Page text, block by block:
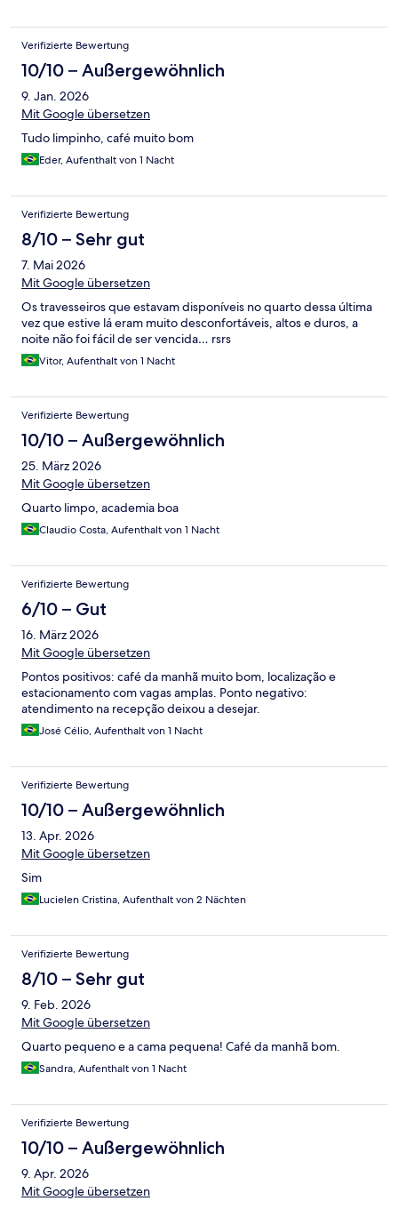
Verifizierte Bewertung
10/10 – Außergewöhnlich
9. Jan. 2026
Mit Google übersetzen
Tudo limpinho, café muito bom
Eder, Aufenthalt von 1 Nacht
Verifizierte Bewertung
8/10 – Sehr gut
7. Mai 2026
Mit Google übersetzen
Os travesseiros que estavam disponíveis no quarto dessa última
vez que estive lá eram muito desconfortáveis, altos e duros, a
noite não foi fácil de ser vencida… rsrs
Vitor, Aufenthalt von 1 Nacht
Verifizierte Bewertung
10/10 – Außergewöhnlich
25. März 2026
Mit Google übersetzen
Quarto limpo, academia boa
Claudio Costa, Aufenthalt von 1 Nacht
Verifizierte Bewertung
6/10 – Gut
16. März 2026
Mit Google übersetzen
Pontos positivos: café da manhã muito bom, localização e
estacionamento com vagas amplas. Ponto negativo:
atendimento na recepção deixou a desejar.
José Célio, Aufenthalt von 1 Nacht
Verifizierte Bewertung
10/10 – Außergewöhnlich
13. Apr. 2026
Mit Google übersetzen
Sim
Lucielen Cristina, Aufenthalt von 2 Nächten
Verifizierte Bewertung
8/10 – Sehr gut
9. Feb. 2026
Mit Google übersetzen
Quarto pequeno e a cama pequena! Café da manhã bom.
Sandra, Aufenthalt von 1 Nacht
Verifizierte Bewertung
10/10 – Außergewöhnlich
9. Apr. 2026
Mit Google übersetzen